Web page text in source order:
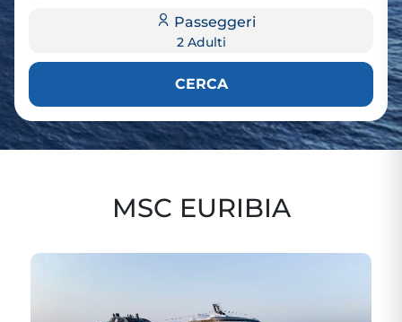
Passeggeri
2 Adulti
CERCA
MSC EURIBIA